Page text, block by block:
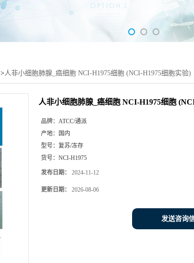
>人非小细胞肺腺_癌细胞 NCI-H1975细胞 (NCI-H1975细胞实验)
人非小细胞肺腺_癌细胞 NCI-H1975细胞
品牌： ATCC/通派
产地：
国内
型号： 复苏/冻存
货号： NCI-H1975
发布日期： 2024-11-12
更新日期： 2026-08-06
发送咨询